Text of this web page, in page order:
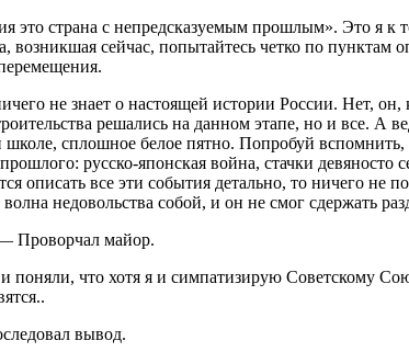
это страна с непредсказуемым прошлым». Это я к
сейчас, попытайтесь четко по пунктам
не знает о настоящей истории России. Нет,
решались на данном этапе, но и все. А
сплошное белое пятно. Попробуй
русско-японская война, стачки
описать все эти события детально, то ничего
недовольства собой, и он не смог сдержать
Проворчал майор.
что хотя я и симпатизирую Советскому
вывод.